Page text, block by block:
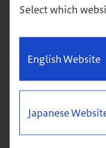
Select which
English Website
Japanese
本科（MBA）への進
体験クラス＆説